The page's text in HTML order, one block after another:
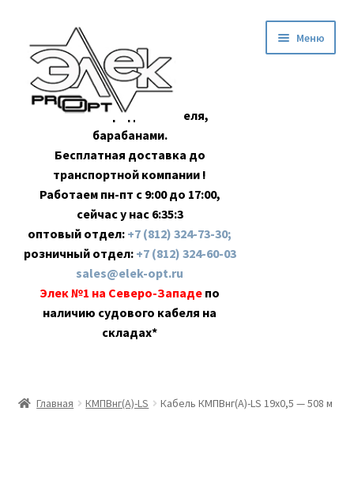
навигации
содержимому
Оптовая продажа кабеля,
барабанами.
Бесплатная доставка до
транспортной компании !
Работаем пн-пт с 9:00 до 17:00,
сейчас у нас 6:35:3
оптовый отдел: +7 (812) 324-73-30;
розничный отдел: +7 (812) 324-60-03
sales@elek-opt.ru
Элек №1 на Северо-Западе по
наличию судового кабеля на
складах*
Меню
Главная КМПВнг(А)-LS Кабель КМПВнг(А)-LS 19х0,5 — 508 м